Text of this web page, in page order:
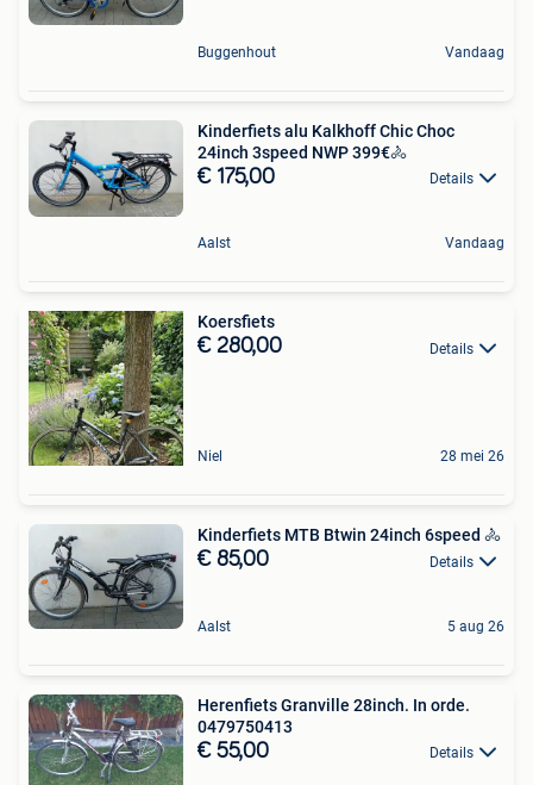
Buggenhout Vandaag
Kinderfiets alu Kalkhoff Chic Choc
24inch 3speed NWP 399€🚴‍
€ 175,00 Details
Aalst Vandaag
Koersfiets
€ 280,00 Details
Niel 28 mei 26
Kinderfiets MTB Btwin 24inch 6speed 🚴
€ 85,00 Details
Aalst 5 aug 26
Herenfiets Granville 28inch. In orde.
0479750413
€ 55,00 Details